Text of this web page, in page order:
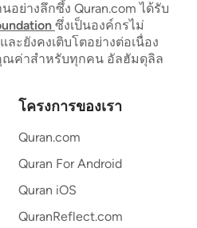
ย่างลึกซึ้ง Quran.com ได้รับ
ซึ่งเป็นองค์กรไม่
ะยังคงเติบโตอย่างต่อเนื่อง
ค่าสำหรับทุกคน อัลฮัมดุลิล
โครงการของเรา
Quran.com
Quran For Android
Quran iOS
QuranReflect.com